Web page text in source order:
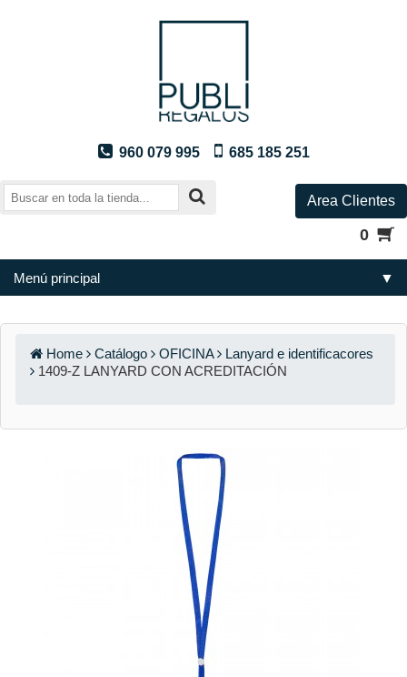
960 079 995 685 185 251
Area Clientes
0
Menú principal ▼
Home Catálogo OFICINA
Lanyard e identificacores
1409-Z LANYARD CON ACREDITACIÓN